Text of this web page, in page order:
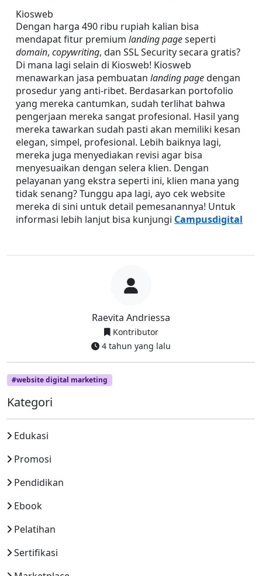
Raevita Andriessa
Kontributor
4 tahun yang lalu
#website digital marketing
Kiosweb
Dengan harga 490 ribu rupiah kalian bisa
mendapat fitur premium landing page
domain, copywriting, dan SSL Security secara gratis?
Di mana lagi selain di Kiosweb! Kiosweb
menawarkan jasa pembuatan landing page dengan
prosedur yang anti-ribet. Berdasarkan portofolio
yang mereka cantumkan, sudah terlihat bahwa
pengerjaan mereka sangat profesional. Hasil yang
mereka tawarkan sudah pasti akan memiliki kesan
elegan, simpel, profesional. Lebih baiknya lagi,
mereka juga menyediakan revisi agar bisa
menyesuaikan dengan selera klien. Dengan
pelayanan yang ekstra seperti ini, klien mana yang
tidak senang? Tunggu apa lagi, ayo cek website
mereka di sini untuk detail pemesanannya! Untuk
informasi lebih lanjut bisa kunjungi Campusdigital
Kategori
Edukasi
Promosi
Pendidikan
Ebook
Pelatihan
Sertifikasi